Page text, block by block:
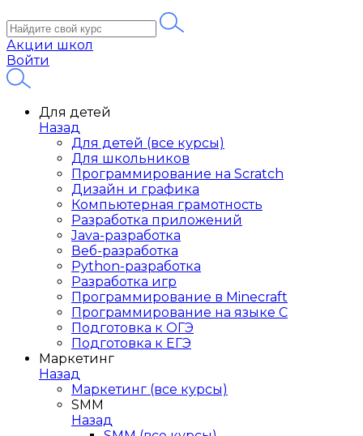
Акции школ
Войти
Для детей
Назад
Для детей (все курсы)
Для школьников
Программирование на Scratch
Дизайн и графика
Компьютерная грамотность
Разработка приложений
Java-разработка
Веб-разработка
Python-разработка
Разработка игр
Программирование в Minecraft
Программирование на языке C
Подготовка к ОГЭ
Подготовка к ЕГЭ
Маркетинг
Назад
Маркетинг (все курсы)
SMM
Назад